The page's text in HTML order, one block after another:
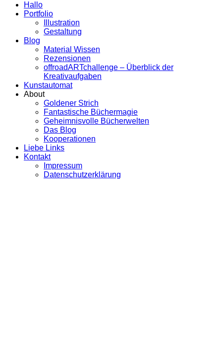
Hallo
Portfolio
Illustration
Gestaltung
Blog
Material Wissen
Rezensionen
offroadARTchallenge – Überblick der
Kreativaufgaben
Kunstautomat
About
Goldener Strich
Fantastische Büchermagie
Geheimnisvolle Bücherwelten
Das Blog
Kooperationen
Liebe Links
Kontakt
Impressum
Datenschutzerklärung